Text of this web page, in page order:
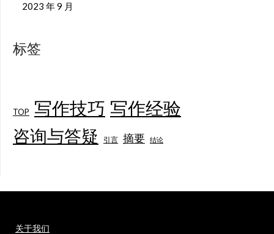
2023 年 9 月
标签
TOP 写作技巧 写作经验
咨询与答疑 引言 摘要 结论
关于我们